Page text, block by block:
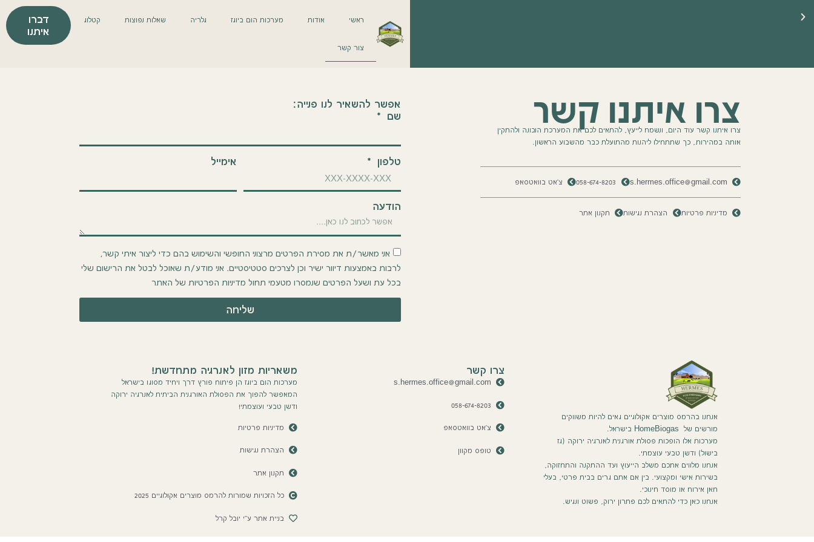
ראשי אודות מערכות הום ביוגז גלריה שאלות נפוצות קטלוג
צור קשר
דברו
איתנו
צרו איתנו קשר
צרו איתנו קשר עוד היום, ונשמח לייעץ, להתאים לכם את המערכת הנכונה ולהתקין
אותה במהירות, כך שתתחילו ליהנות מהתועלת כבר מהשבוע הראשון.
s.hermes.office@gmail.com
058-674-8203 צ'אט בוואטסאפ
מדיניות פרטיות הצהרת נגישות תקנון אתר
אפשר להשאיר לנו פנייה:
שם
טלפון אימייל
הודעה
אני מאשר/ת את מסירת הפרטים מרצוני החופשי והשימוש בהם כדי ליצור איתי קשר,
לרבות באמצעות דיוור ישיר וכן לצרכים סטטיסטיים. אני מודע/ת שאוכל לבטל את הרישום שלי
בכל עת ושעל הפרטים שנמסרו מטעמי תחול מדיניות הפרטיות של האתר
שליחה
אנחנו בהרמס מוצרים אקולוגיים גאים להיות משווקים
מורשים של HomeBiogas בישראל.
מערכות אלו הופכות פסולת אורגנית לאנרגיה ירוקה (גז
בישול) ודשן טבעי עוצמתי.
אנחנו מלווים אתכם משלב הייעוץ ועד ההתקנה והתחזוקה,
בשירות אישי ומקצועי. בין אם אתם גרים בבית פרטי, בעלי
חאן אירוח או מוסד חינוכי.
אנחנו כאן כדי להתאים לכם פתרון ירוק, פשוט ונגיש.
צרו קשר
s.hermes.office@gmail.com
058-674-8203
צ'אט בוואטסאפ
טופס מקוון
משאריות מזון לאנרגיה מתחדשת!
מערכות הום ביוגז הן פיתוח פורץ דרך ויחיד מסוגו בישראל
המאפשר להפוך את הפסולת האורגנית הביתית לאנרגיה ירוקה
ודשן טבעי ועוצמתי!
מדיניות פרטיות
הצהרת נגישות
תקנון אתר
כל הזכויות שמורות להרמס מוצרים אקולוגיים 2025
בניית אתר ע''י יובל קרל